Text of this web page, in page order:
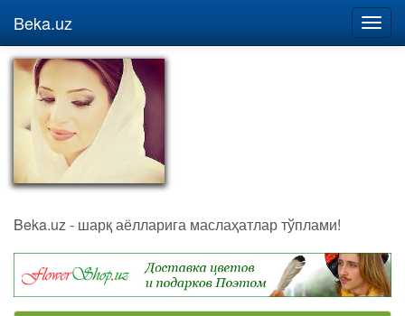
Beka.uz
Beka.uz - шарқ аёлларига маслаҳатлар тўплами!